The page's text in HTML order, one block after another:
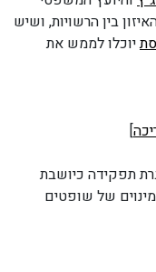
בין הרשויות, ושיש
יוכלו לממש את
]
תפקידה כיושבת
של שופטים